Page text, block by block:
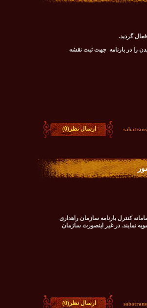
را در بارنامه جهت ثبت نقشه
ارسال نظر(0)
کالا می بایست حداکثر هر 5 روز یکبار وارد سامانه کنترل بارنامه سازمان راهداری
و... را تسویه نمایند. در غیر اینصورت سازمان
ارسال نظر(0)